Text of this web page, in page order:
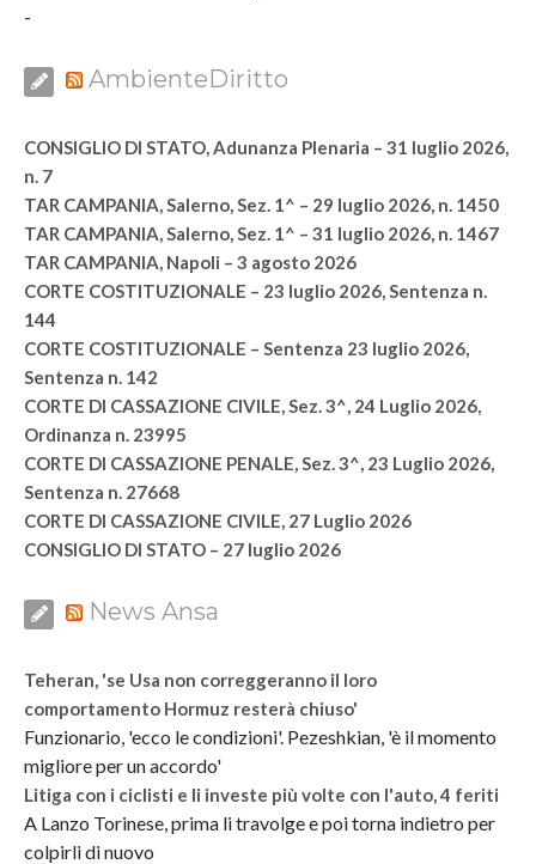
-
AmbienteDiritto
CONSIGLIO DI STATO, Adunanza Plenaria – 31 luglio 2026,
n. 7
TAR CAMPANIA, Salerno, Sez. 1^ – 29 luglio 2026, n. 1450
TAR CAMPANIA, Salerno, Sez. 1^ – 31 luglio 2026, n. 1467
TAR CAMPANIA, Napoli – 3 agosto 2026
CORTE COSTITUZIONALE – 23 luglio 2026, Sentenza n.
144
CORTE COSTITUZIONALE – Sentenza 23 luglio 2026,
Sentenza n. 142
CORTE DI CASSAZIONE CIVILE, Sez. 3^, 24 Luglio 2026,
Ordinanza n. 23995
CORTE DI CASSAZIONE PENALE, Sez. 3^, 23 Luglio 2026,
Sentenza n. 27668
CORTE DI CASSAZIONE CIVILE, 27 Luglio 2026
CONSIGLIO DI STATO – 27 luglio 2026
News Ansa
Teheran, 'se Usa non correggeranno il loro
comportamento Hormuz resterà chiuso'
Funzionario, 'ecco le condizioni'. Pezeshkian, 'è il momento
migliore per un accordo'
Litiga con i ciclisti e li investe più volte con l'auto, 4 feriti
A Lanzo Torinese, prima li travolge e poi torna indietro per
colpirli di nuovo